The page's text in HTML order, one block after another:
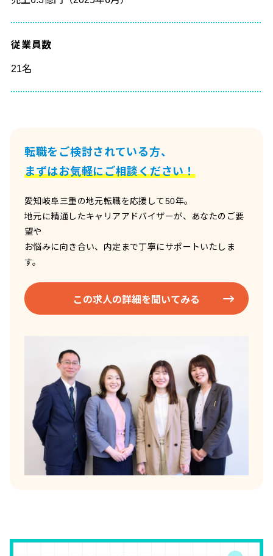
従業員数
21名
転職をご検討されている方、
まずはお気軽にご相談ください！
愛知岐阜三重の地元転職を応援して50年。
地元に精通したキャリアアドバイザーが、あなたのご要
望や
お悩みに向き合い、内定まで丁寧にサポートいたしま
す。
この求人の詳細を聞いてみる